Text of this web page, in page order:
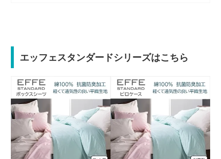
エッフェスタンダードシリーズはこちら